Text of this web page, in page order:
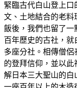
緊臨古代白山登上口
文、土地結合的老料
飯後，我們也留了一
百年歷史的古社，就
多座分社。相傳僧侶
的登拜信仰，並以此
解日本三大聖山的白